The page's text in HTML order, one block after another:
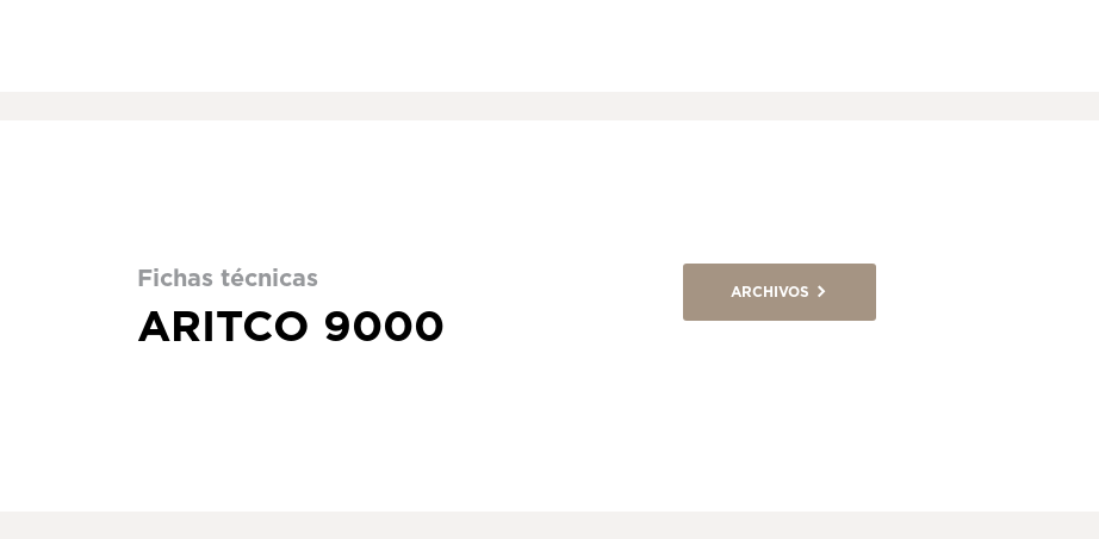
Fichas técnicas
ARITCO 9000
ARCHIVOS